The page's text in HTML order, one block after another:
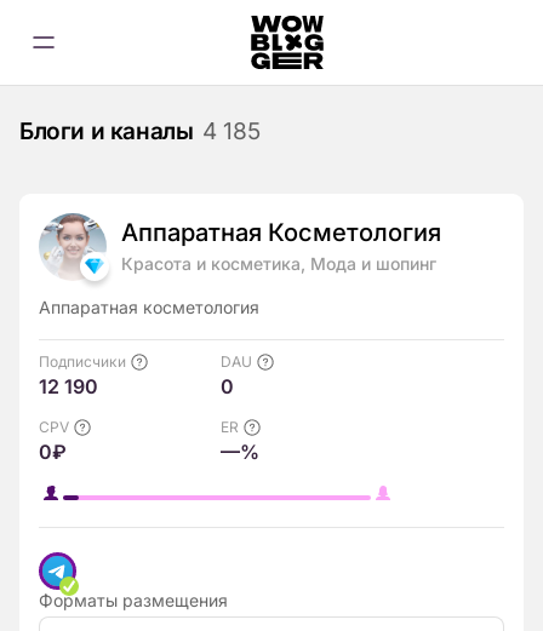
Блоги и каналы 4 185
Аппаратная Косметолoгия
Красота и косметика, Мода и шопинг
Аппаратная косметология
Подписчики
12 190
DAU
0
CPV
0₽
ER
—%
Форматы размещения